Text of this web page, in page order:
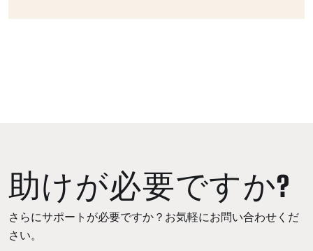
助けが必要ですか?
さらにサポートが必要ですか？お気軽にお問い合わせくだ
さい。